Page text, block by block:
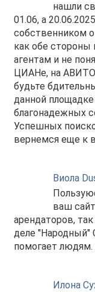
нашли
01.06, а
собственником
как обе стороны
агентам и не
ЦИАНе, на
будьте
данной
благонадежных
Успешных
вернемся еще к
Виола
ваш
арендаторов,
деле "Народный"
помогает людям.
Илона